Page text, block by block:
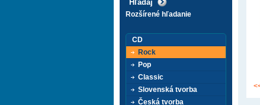
Rozšírené hľadanie
CD
Rock
Pop
Classic
Slovenská tvorba
Česká tvorba